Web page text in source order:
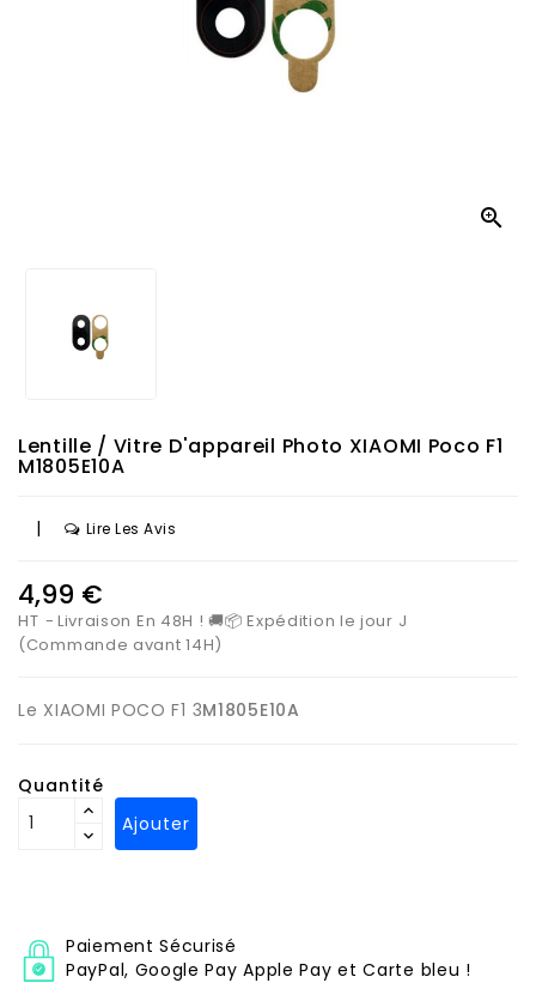

Lentille / Vitre D'appareil Photo XIAOMI Poco F1
M1805E10A
| Lire Les Avis
4,99 €
HT
Livraison En 48H ! 🚚📦 Expédition le jour J
(Commande avant 14H)
Le XIAOMI POCO F1 3M1805E10A
Quantité
Ajouter
Paiement Sécurisé
PayPal, Google Pay Apple Pay et Carte bleu !